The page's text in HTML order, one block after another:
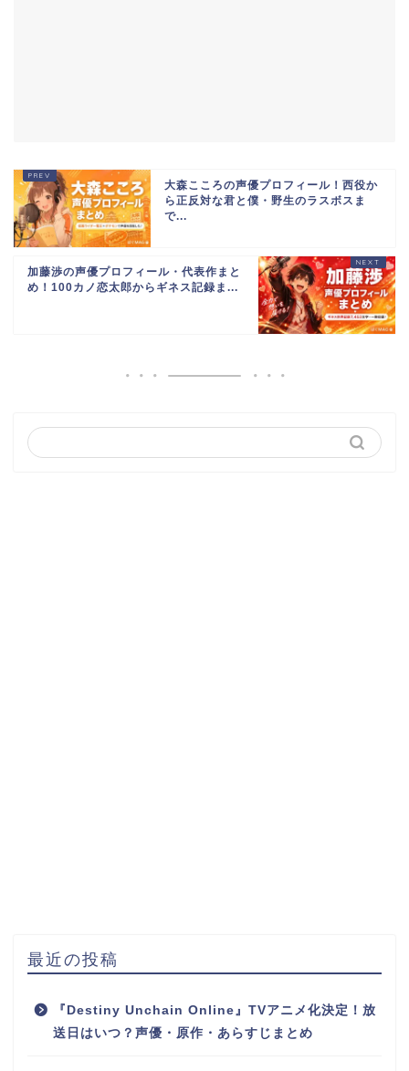
大森こころの声優プロフィール！西役か
ら正反対な君と僕・野生のラスボスま
で...
加藤渉の声優プロフィール・代表作まと
め！100カノ恋太郎からギネス記録ま...
最近の投稿
『Destiny Unchain Online』TVアニメ化決定！放
送日はいつ？声優・原作・あらすじまとめ